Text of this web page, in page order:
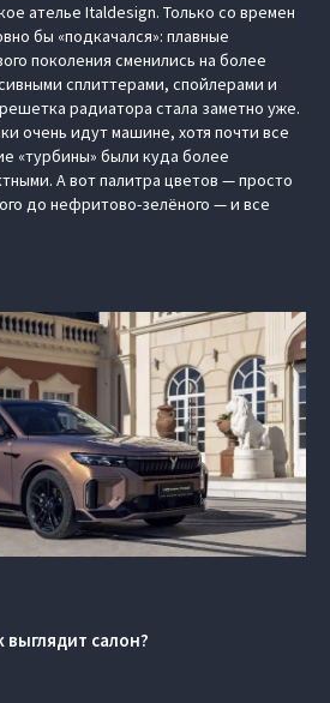
ателье Italdesign. Только со времен
бы «подкачался»: плавные
поколения сменились на более
сплиттерами, спойлерами и
радиатора стала заметно уже.
очень идут машине, хотя почти все
«турбины» были куда более
А вот палитра цветов — просто
до нефритово-зелёного — и все
выглядит салон?